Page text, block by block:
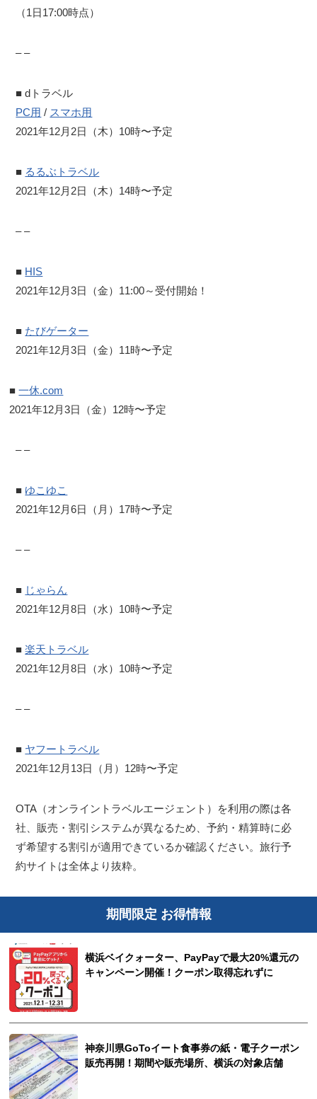
（1日17:00時点）
– –
■ dトラベル
PC用 / スマホ用
2021年12月2日（木）10時〜予定
■ るるぶトラベル
2021年12月2日（木）14時〜予定
– –
■ HIS
2021年12月3日（金）11:00～受付開始！
■ たびゲーター
2021年12月3日（金）11時〜予定
■一休.com
2021年12月3日（金）12時〜予定
– –
■ ゆこゆこ
2021年12月6日（月）17時〜予定
– –
■ じゃらん
2021年12月8日（水）10時〜予定
■楽天トラベル
2021年12月8日（水）10時〜予定
– –
■ ヤフートラベル
2021年12月13日（月）12時〜予定
OTA（オンライントラベルエージェント）を利用の際は各
社、販売・割引システムが異なるため、予約・精算時に必
ず希望する割引が適用できているか確認ください。旅行予
約サイトは全体より抜粋。
期間限定 お得情報
横浜ベイクォーター、PayPayで最大20%還元の
キャンペーン開催！クーポン取得忘れずに
神奈川県GoToイート食事券の紙・電子クーポン
販売再開！期間や販売場所、横浜の対象店舗